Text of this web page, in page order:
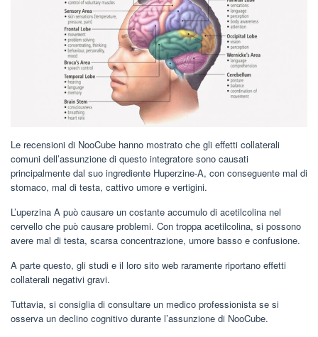
Le recensioni di NooCube hanno mostrato che gli effetti collaterali
comuni dell’assunzione di questo integratore sono causati
principalmente dal suo ingrediente Huperzine-A, con conseguente mal di
stomaco, mal di testa, cattivo umore e vertigini.
L’uperzina A può causare un costante accumulo di acetilcolina nel
cervello che può causare problemi. Con troppa acetilcolina, si possono
avere mal di testa, scarsa concentrazione, umore basso e confusione.
A parte questo, gli studi e il loro sito web raramente riportano effetti
collaterali negativi gravi.
Tuttavia, si consiglia di consultare un medico professionista se si
osserva un declino cognitivo durante l’assunzione di NooCube.